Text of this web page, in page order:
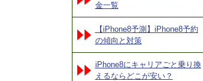
金一覧
【iPhone8予測】iPhone8予約
の傾向と対策
iPhone8にキャリアごと乗り換
えるならどこが安い？